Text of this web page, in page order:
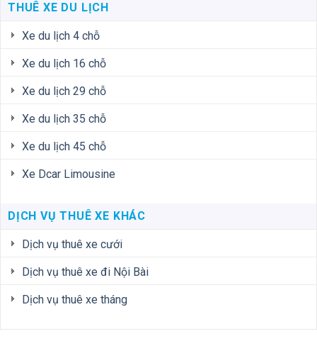
THUÊ XE DU LỊCH
Xe du lịch 4 chỗ
Xe du lịch 16 chỗ
Xe du lịch 29 chỗ
Xe du lịch 35 chỗ
Xe du lịch 45 chỗ
Xe Dcar Limousine
DỊCH VỤ THUÊ XE KHÁC
Dịch vụ thuê xe cưới
Dịch vụ thuê xe đi Nội Bài
Dịch vụ thuê xe tháng